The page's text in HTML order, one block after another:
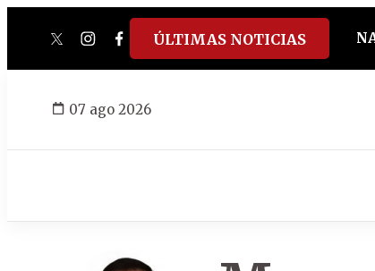
twitterinstagram
facebook
tiktokyoutube
spotify
ÚLTIMAS NOTICIAS
07 ago 2026